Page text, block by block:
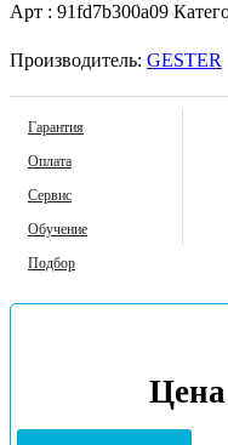
Арт : 91fd7b300a09
Производитель: GESTER
Гарантия
Оплата
Сервис
Обучение
Подбор
Цена